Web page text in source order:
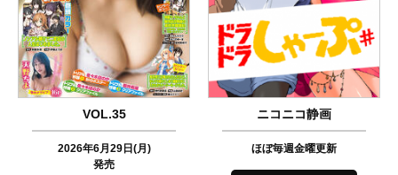
VOL.35
2026年6月29日(月)
発売
ニコニコ静画
ほぼ毎週金曜更新